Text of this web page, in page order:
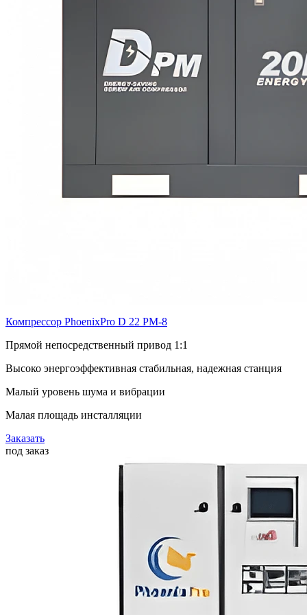
Компрессор PhoenixPro D 22 PM-8
Прямой непосредственный привод 1:1
Высоко энергоэффективная стабильная, надежная станция
Малый уровень шума и вибрации
Малая площадь инсталляции
Заказать
под заказ